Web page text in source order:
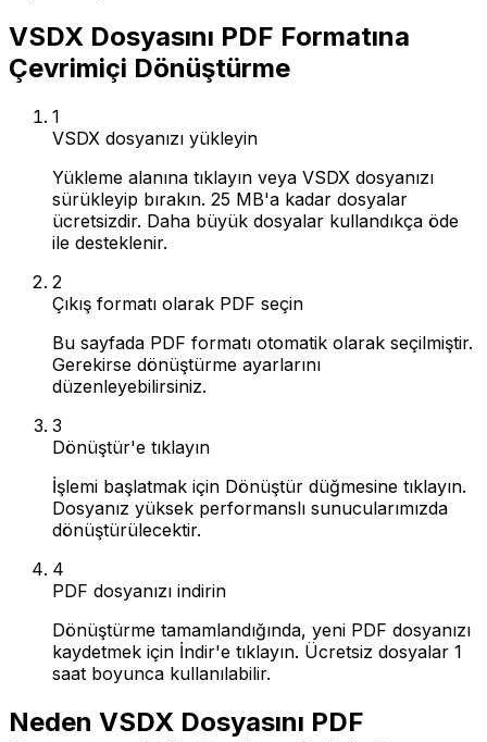
VSDX Dosyasını PDF Formatına
Çevrimiçi Dönüştürme
1
VSDX dosyanızı yükleyin
Yükleme alanına tıklayın veya VSDX dosyanızı
sürükleyip bırakın. 25 MB'a kadar dosyalar
ücretsizdir. Daha büyük dosyalar kullandıkça öde
ile desteklenir.
2
Çıkış formatı olarak PDF seçin
Bu sayfada PDF formatı otomatik olarak seçilmiştir.
Gerekirse dönüştürme ayarlarını
düzenleyebilirsiniz.
3
Dönüştür'e tıklayın
İşlemi başlatmak için Dönüştür düğmesine tıklayın.
Dosyanız yüksek performanslı sunucularımızda
dönüştürülecektir.
4
PDF dosyanızı indirin
Dönüştürme tamamlandığında, yeni PDF dosyanızı
kaydetmek için İndir'e tıklayın. Ücretsiz dosyalar 1
saat boyunca kullanılabilir.
Neden VSDX Dosyasını PDF